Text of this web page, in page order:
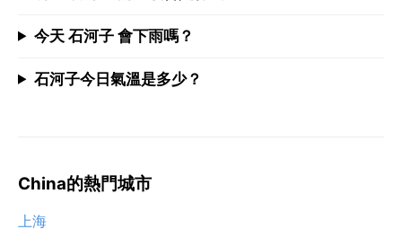
今天 石河子 會下雨嗎？
石河子今日氣溫是多少？
China的熱門城市
上海